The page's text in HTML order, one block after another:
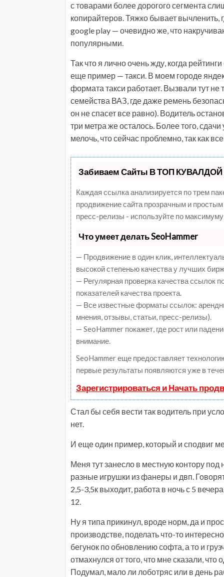
с товарами более дорогого сегмента
копирайтеров. Тяжко бывает вычленить,
google play — очевидно же, что
популярными.
Так что я лично очень жду, когда
еще пример — такси. В моем городе
формата такси работает. Вызвали тут не
семейства ВАЗ, где даже ремень
он не спасет все равно). Водитель
три метра же осталось. Более того,
мелочь, что сейчас проблемно, так как
Забиваем Сайты В ТОП КУВАЛДОЙ
Каждая ссылка анализируется по трем
продвижение сайта прозрачным и
пресс-релизы - используйте по
Что умеет делать SeoHammer
— Продвижение в один клик,
высокой степенью качества у лучших
— Регулярная проверка качества ссылок
показателей качества проекта.
— Все известные форматы ссылок:
мнения, отзывы, статьи, пресс-релизы).
— SeoHammer покажет, где рост или
внимание.
SeoHammer еще предоставляет
первые результаты появляются уже в
Зарегистрироваться и Начать
Стал бы себя вести так водитель при
нет.
И еще один пример, который и сподвиг
Меня тут занесло в местную контору
разные игрушки из фанеры и двп.
2,5-3,5к выходит, работа в ночь с 5
12.
Ну я типа прикинул, вроде норм, да и
производстве, поделать что-то
бегунок по обновлению софта, а то и
отмахнулся от того, что мне сказали,
Подумал, мало ли лоботряс или в день